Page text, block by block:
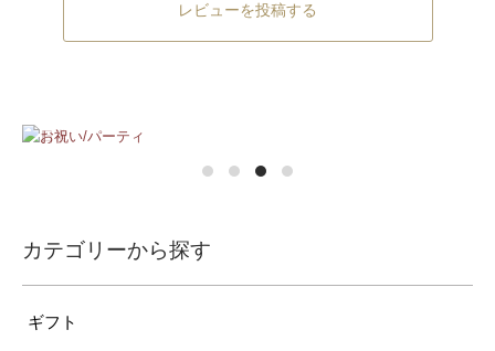
レビューを投稿する
カテゴリーから探す
ギフト